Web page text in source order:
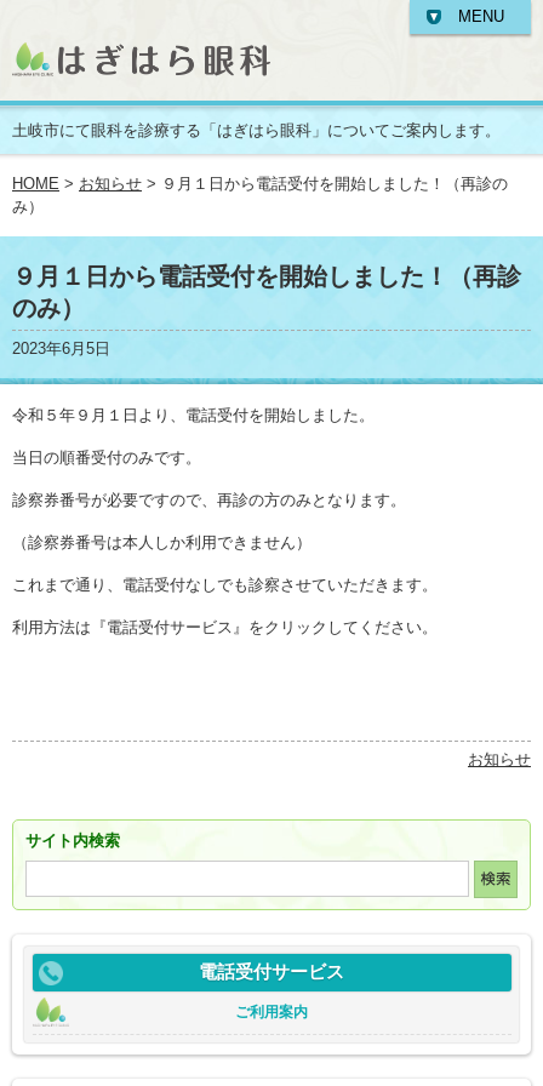
土岐市にて眼科を診療する「はぎはら眼科」についてご案内します。
HOME > お知らせ > ９月１日から電話受付を開始しました！（再診の
み）
９月１日から電話受付を開始しました！（再診
のみ）
2023年6月5日
令和５年９月１日より、電話受付を開始しました。
当日の順番受付のみです。
診察券番号が必要ですので、再診の方のみとなります。
（診察券番号は本人しか利用できません）
これまで通り、電話受付なしでも診察させていただきます。
利用方法は『電話受付サービス』をクリックしてください。
お知らせ
MENU
サイト内検索
電話受付サービス
ご利用案内